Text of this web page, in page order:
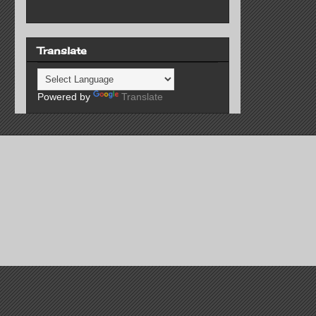
Translate
Powered by Translate